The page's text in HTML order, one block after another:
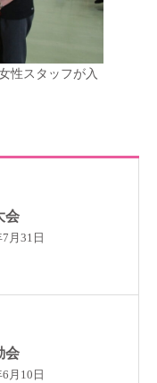
性スタッフが入
会
月31日
会
月10日